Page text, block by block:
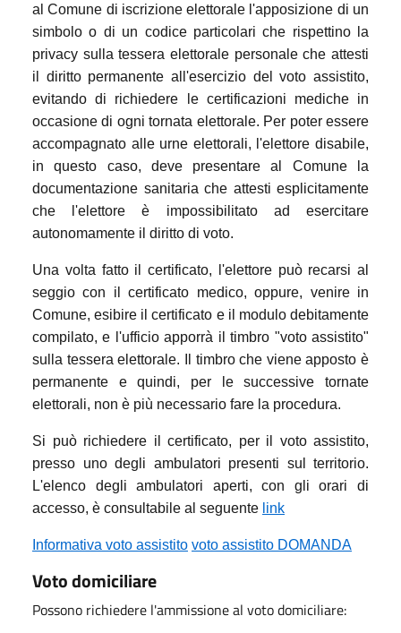
al Comune di iscrizione elettorale l'apposizione di un
simbolo o di un codice particolari che rispettino la
privacy sulla tessera elettorale personale che attesti
il diritto permanente all'esercizio del voto assistito,
evitando di richiedere le certificazioni mediche in
occasione di ogni tornata elettorale. Per poter essere
accompagnato alle urne elettorali, l'elettore disabile,
in questo caso, deve presentare al Comune la
documentazione sanitaria che attesti esplicitamente
che l'elettore è impossibilitato ad esercitare
autonomamente il diritto di voto.
Una volta fatto il certificato, l'elettore può recarsi al
seggio con il certificato medico, oppure, venire in
Comune, esibire il certificato e il modulo debitamente
compilato, e l'ufficio apporrà il timbro "voto assistito"
sulla tessera elettorale. Il timbro che viene apposto è
permanente e quindi, per le successive tornate
elettorali, non è più necessario fare la procedura.
Si può richiedere il certificato, per il voto assistito,
presso uno degli ambulatori presenti sul territorio.
L'elenco degli ambulatori aperti, con gli orari di
accesso, è consultabile al seguente link
Informativa voto assistito voto assistito DOMANDA
Voto domiciliare
Possono richiedere l'ammissione al voto domiciliare: